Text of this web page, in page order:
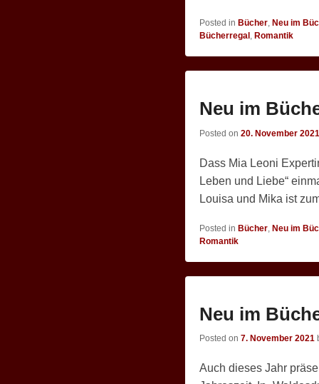
Posted in Bücher Neu im
Bücherregal Romantik
Neu im
Posted on 20. November 2021
Dass Mia Leoni
Leben und Liebe“
Louisa und Mika ist
Posted in Bücher Neu im
Romantik
Neu im
Posted on 7. November 2021
Auch dieses Jahr